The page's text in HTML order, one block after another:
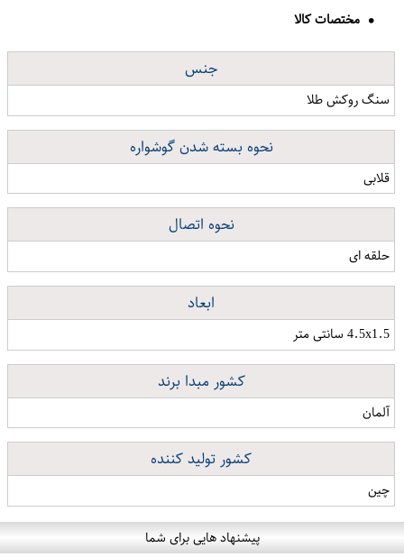
مختصات کالا
جنس
سنگ روکش طلا
نحوه بسته شدن گوشواره
قلابی
نحوه اتصال
حلقه ای
ابعاد
4.5x1.5 سانتی متر
کشور مبدا برند
آلمان
کشور تولید کننده
چین
پیشنهاد هایی برای شما